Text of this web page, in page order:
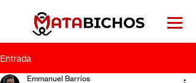
Entrada
Emmanuel Barrios